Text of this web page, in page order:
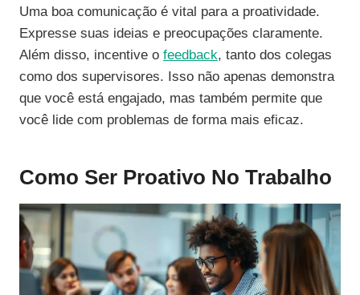
Uma boa comunicação é vital para a proatividade.
Expresse suas ideias e preocupações claramente.
Além disso, incentive o feedback, tanto dos colegas
como dos supervisores. Isso não apenas demonstra
que você está engajado, mas também permite que
você lide com problemas de forma mais eficaz.
Como Ser Proativo No Trabalho